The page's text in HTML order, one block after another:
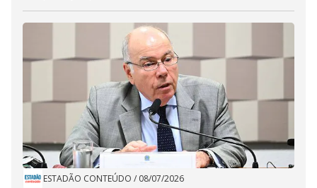
ESTADÃO CONTEÚDO / 08/07/2026